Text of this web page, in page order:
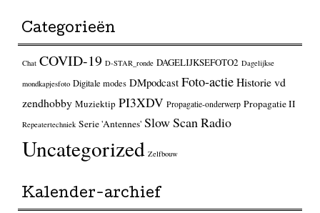
Categorieën
Chat COVID-19 D-STAR_ronde DAGELIJKSEFOTO2 Dagelijkse
mondkapjesfoto Digitale modes DMpodcast Foto-actieHistorie vd
zendhobby Muziektip PI3XDV Propagatie-onderwerp Propagatie II
Repeatertechniek Serie 'Antennes' Slow Scan Radio
Uncategorized Zelfbouw
Kalender-archief